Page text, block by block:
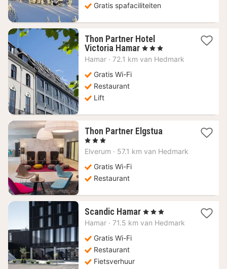
Gratis spafaciliteiten
Thon Partner Hotel
Victoria Hamar 1
nacht
, 3 Sterren
Hamar · 72.1 km van Hedmark
Gratis Wi-Fi
Restaurant
Lift
Thon Partner Elgstua1
vanaf
, 3 Sterren
Elverum · 57.1 km van Hedmark
Gratis Wi-Fi
Restaurant
Scandic Hamar 1
nacht
, 3 Sterren
Hamar · 71.5 km van Hedmark
Gratis Wi-Fi
Restaurant
Fietsverhuur